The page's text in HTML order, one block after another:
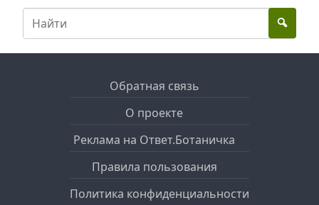
Обратная связь
О проекте
Реклама на Ответ.Ботаничка
Правила пользования
Политика конфиденциальности